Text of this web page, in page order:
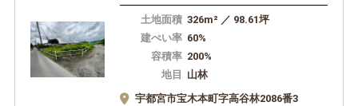
土地面積 326m² ／ 98.61坪
建ぺい率 60%
容積率 200%
地目
山林
宇都宮市宝木本町字高谷林2086番3